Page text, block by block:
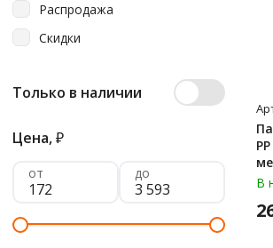
Распродажа
Скидки
Только в наличии
Цена,₽
от до
В